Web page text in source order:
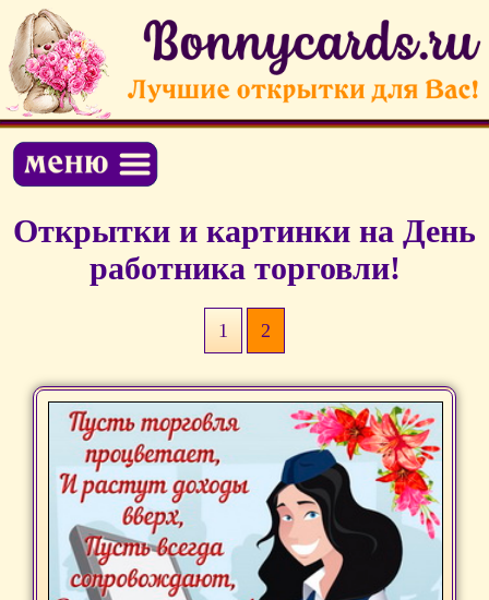
Открытки и картинки на День
работника торговли!
1 2